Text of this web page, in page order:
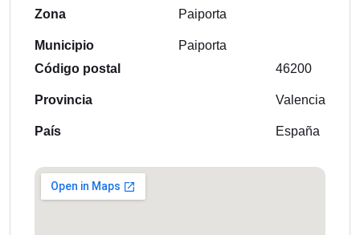
Zona
Municipio
Paiporta
Paiporta
Código postal
Provincia
País
46200
Valencia
España